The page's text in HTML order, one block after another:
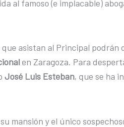
al famoso (e implacable)
que asistan al Principal podrán
en Zaragoza. Para
José Luis Esteban, que se ha
mansión y el único